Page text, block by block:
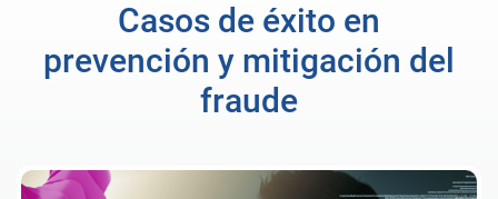
Casos de éxito en
prevención y mitigación del
fraude